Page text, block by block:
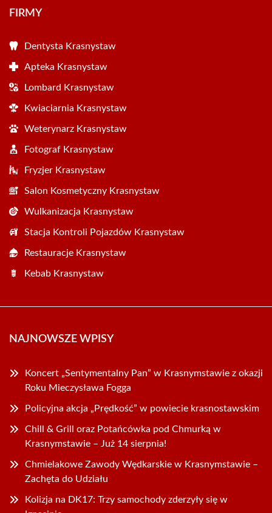
FIRMY
Dentysta Krasnystaw
Apteka Krasnystaw
Lombard Krasnystaw
Kwiaciarnia Krasnystaw
Weterynarz Krasnystaw
Fotograf Krasnystaw
Fryzjer Krasnystaw
Salon Kosmetyczny Krasnystaw
Wulkanizacja Krasnystaw
Stacja Kontroli Pojazdów Krasnystaw
Restauracje Krasnystaw
Kebab Krasnystaw
NAJNOWSZE WPISY
Koncert „Sentymentalny Pan” w Krasnymstawie z okazji
Roku Mieczysława Fogga
Policyjna akcja „Prędkość” w powiecie krasnostawskim
Chill & Grill oraz Potańcówka pod Chmurką w
Krasnymstawie – Już 14 sierpnia!
Chmielakowe Zawody Wędkarskie w Krasnymstawie –
Zachęta do Udziału
Kolizja na DK17: Trzy samochody zderzyły się w